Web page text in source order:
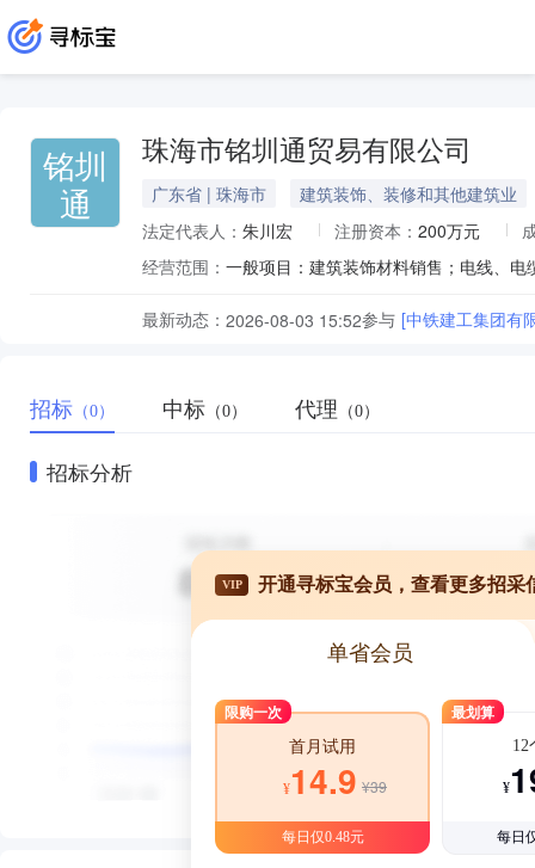
铭圳
通
珠海市铭圳通贸易有限公司
广东省 | 珠海市
建筑装饰、装修和其他建筑业
法定代表人： 朱川宏 注册资本： 200万元
经营范围：
最新动态： 2026-08-03 15:52参与 [中铁建工集团有
招标 （0） 中标 （0） 代理 （0）
招标分析
VIP 开通寻标宝会员，查看更多招采
单省会员
限购一次
首月试用
¥14.9 ¥39
每日仅0.48元
最划算
12
¥
每日